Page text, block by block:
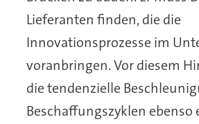
Lieferanten finden, die die
Innovationsprozesse im
voranbringen. Vor diesem
die tendenzielle
Beschaffungszyklen ebenso